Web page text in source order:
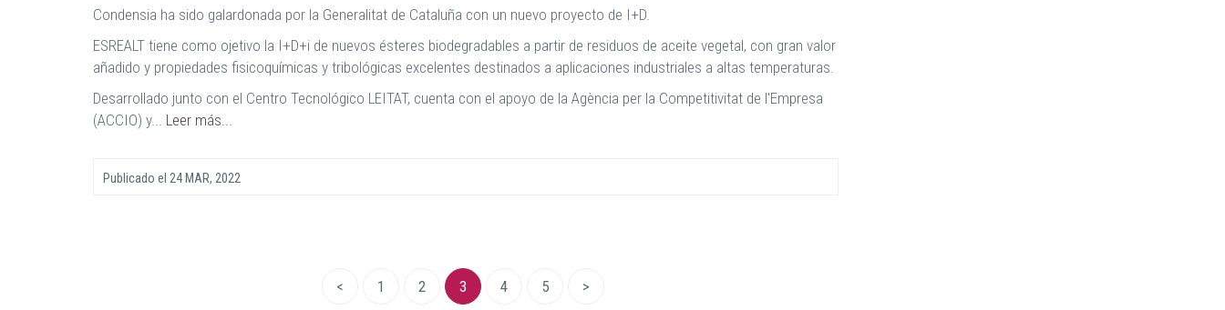
Condensia ha sido galardonada por la Generalitat de Cataluña con un nuevo proyecto de I+D.
ESREALT tiene como ojetivo la I+D+i de nuevos ésteres biodegradables a partir de residuos de aceite vegetal, con gran valor
añadido y propiedades fisicoquímicas y tribológicas excelentes destinados a aplicaciones industriales a altas temperaturas.
Desarrollado junto con el Centro Tecnológico LEITAT, cuenta con el apoyo de la Agència per la Competitivitat de l'Empresa
(ACCIO) y... Leer más...
Publicado el 24 MAR, 2022
< 1 2 3 4 5 >